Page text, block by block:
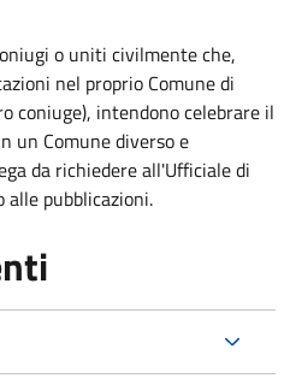
o uniti civilmente che,
nel proprio Comune di
coniuge), intendono celebrare il
un Comune diverso e
da richiedere all'Ufficiale di
alle pubblicazioni.